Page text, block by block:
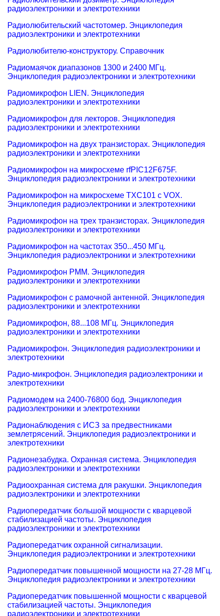
радиоэлектроники и электротехники
Радиолюбительский частотомер. Энциклопедия
радиоэлектроники и электротехники
Радиолюбителю-конструктору. Справочник
Радиомаячок диапазонов 1300 и 2400 МГц.
Энциклопедия радиоэлектроники и электротехники
Радиомикрофон LIEN. Энциклопедия
радиоэлектроники и электротехники
Радиомикрофон для лекторов. Энциклопедия
радиоэлектроники и электротехники
Радиомикрофон на двух транзисторах. Энциклопедия
радиоэлектроники и электротехники
Радиомикрофон на микросхеме rfPIC12F675F.
Энциклопедия радиоэлектроники и электротехники
Радиомикрофон на микросхеме TXC101 c VOX.
Энциклопедия радиоэлектроники и электротехники
Радиомикрофон на трех транзисторах. Энциклопедия
радиоэлектроники и электротехники
Радиомикрофон на частотах 350...450 МГц.
Энциклопедия радиоэлектроники и электротехники
Радиомикрофон РММ. Энциклопедия
радиоэлектроники и электротехники
Радиомикрофон с рамочной антенной. Энциклопедия
радиоэлектроники и электротехники
Радиомикрофон, 88...108 МГц. Энциклопедия
радиоэлектроники и электротехники
Радиомикрофон. Энциклопедия радиоэлектроники и
электротехники
Радио-микрофон. Энциклопедия радиоэлектроники и
электротехники
Радиомодем на 2400-76800 бод. Энциклопедия
радиоэлектроники и электротехники
Радионаблюдения с ИСЗ за предвестниками
землетрясений. Энциклопедия радиоэлектроники и
электротехники
Радионезабудка. Охранная система. Энциклопедия
радиоэлектроники и электротехники
Радиоохранная система для ракушки. Энциклопедия
радиоэлектроники и электротехники
Радиопередатчик большой мощности с кварцевой
стабилизацией частоты. Энциклопедия
радиоэлектроники и электротехники
Радиопередатчик охранной сигнализации.
Энциклопедия радиоэлектроники и электротехники
Радиопередатчик повышенной мощности на 27-28 МГц.
Энциклопедия радиоэлектроники и электротехники
Радиопередатчик повышенной мощности с кварцевой
стабилизацией частоты. Энциклопедия
радиоэлектроники и электротехники